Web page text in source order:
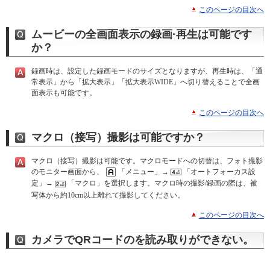
このページの目次へ
ムービーの全画面表示の録画·再生は可能です
か？
録画時は、設定した録画モードのサイズとなりますが、再生時は、「通
常表示」から「拡大表示」「拡大表示WIDE」へ切り替えることで全画
面表示も可能です。
このページの目次へ
マクロ（接写）撮影は可能ですか？
マクロ（接写）撮影は可能です。マクロモードへの切替は、フォト撮影
のモニター画面から、
「メニュー」→
「オートフォーカス設
定」→
「マクロ」を選択します。マクロ時の撮影/録画の際は、被
写体から約10cm以上離れて撮影してください。
このページの目次へ
カメラでQRコードのを読み取りができない。